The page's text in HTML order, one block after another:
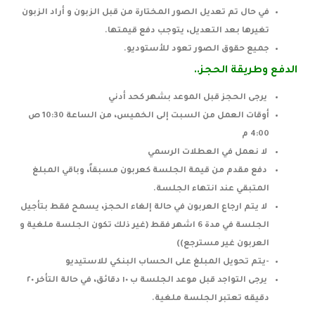
في حال تم تعديل الصور المختارة من قبل الزبون و أراد الزبون
تغيرها بعد التعديل، يتوجب دفع قيمتها.
جميع حقوق الصور تعود للأستوديو.
الدفع وطريقة الحجز..
يرجى الحجز قبل الموعد بشهر كحد أدني
أوقات العمل من السبت إلى الخميس، من الساعة 10:30 ص
4:00 م
لا نعمل في العطلات الرسمي
دفع مقدم من قيمة الجلسة كعربون مسبقاً، وباقي المبلغ
المتبقي عند انتهاء الجلسة.
لا يتم ارجاع العربون في حالة إلغاء الحجز، يسمح فقط بتأجيل
الجلسة في مدة 6 اشهر فقط (غير ذلك تكون الجلسة ملغية و
العربون غير مسترجع))
-يتم تحويل المبلغ على الحساب البنكي للاستيديو
يرجى التواجد قبل موعد الجلسة ب ١٠ دقائق، في حالة التأخر ٢٠
دقيقه تعتبر الجلسة ملغية.